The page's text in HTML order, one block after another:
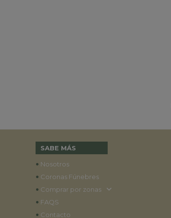
SABE MÁS
• Nosotros
• Coronas Fúnebres
• Comprar por zonas
• FAQS
• Contacto